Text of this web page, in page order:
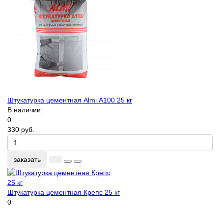
Штукатурка цементная Almi А100 25 кг
В наличии:
0
330 руб.
заказать
Штукатурка цементная Крепс 25 кг
0